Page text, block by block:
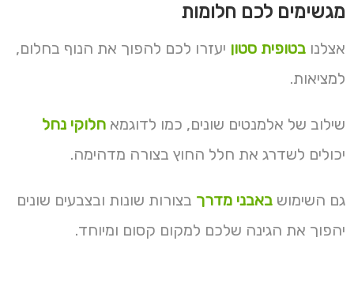
מגשימים לכם חלומות
אצלנו בטופית סטון יעזרו לכם להפוך את הנוף בחלום,
למציאות.
שילוב של אלמנטים שונים, כמו לדוגמא חלוקי נחל
יכולים לשדרג את חלל החוץ בצורה מדהימה.
גם השימוש באבני מדרך בצורות שונות ובצבעים שונים
יהפוך את הגינה שלכם למקום קסום ומיוחד.